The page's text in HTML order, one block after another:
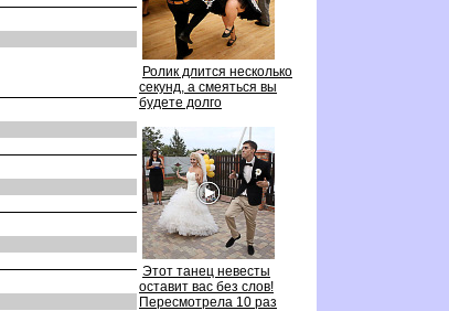
Ролик длится несколько
секунд, а смеяться вы
удете долго
Этот танец невесты
оставит вас без слов!
Пересмотрела 10 раз